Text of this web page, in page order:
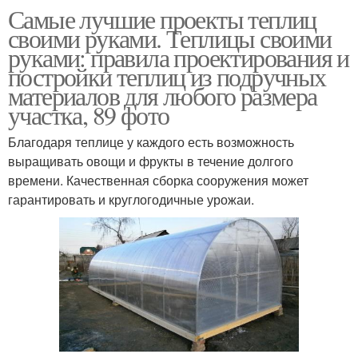
Самые лучшие проекты теплиц
своими руками. Теплицы своими
руками: правила проектирования и
постройки теплиц из подручных
материалов для любого размера
участка, 89 фото
Благодаря теплице у каждого есть возможность
выращивать овощи и фрукты в течение долгого
времени. Качественная сборка сооружения может
гарантировать и круглогодичные урожаи.